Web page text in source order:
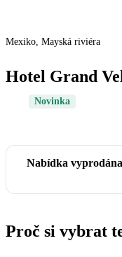
Mexiko, Mayská riviéra
Hotel Grand
Novinka
Nabídka
Proč si vybrat